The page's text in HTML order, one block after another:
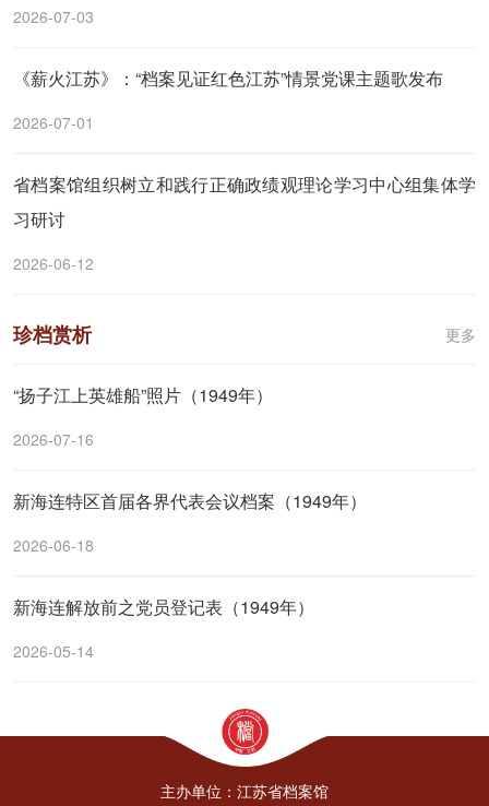
2026-07-03
《薪火江苏》：“档案见证红色江苏”情景党课主题歌发布
2026-07-01
省档案馆组织树立和践行正确政绩观理论学习中心组集体学
习研讨
2026-06-12
珍档赏析 更多
“扬子江上英雄船”照片（1949年）
2026-07-16
新海连特区首届各界代表会议档案（1949年）
2026-06-18
新海连解放前之党员登记表（1949年）
2026-05-14
主办单位：江苏省档案馆